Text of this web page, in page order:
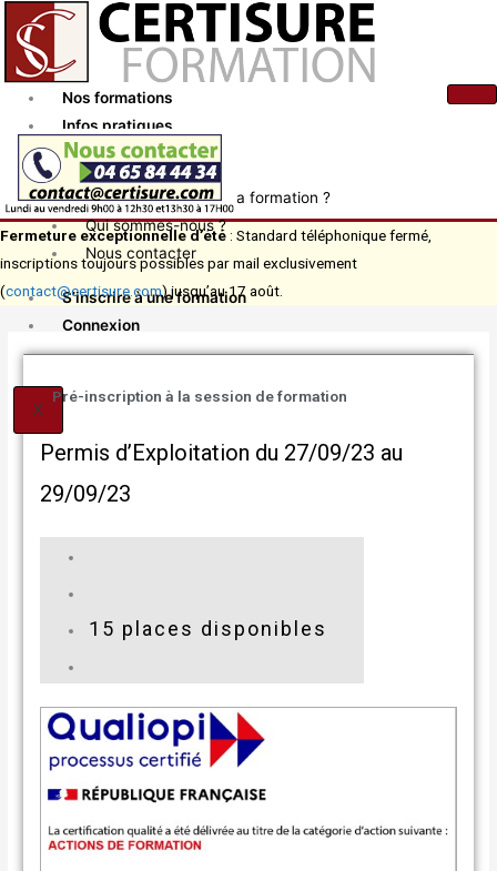
contenu
Nos formations
Infos pratiques
Actualités
Comment financer ma formation ?
Qui sommes-nous ?
Nous contacter
S’inscrire à une formation
Connexion
X
Fermeture exceptionnelle d’été : Standard téléphonique fermé,
inscriptions toujours possibles par mail exclusivement
(contact@certisure.com) jusqu’au 17 août.
Pré-inscription à la session de formation
Permis d’Exploitation du 27/09/23 au
29/09/23
15 places disponibles